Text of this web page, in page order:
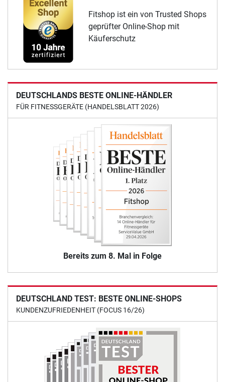
Fitshop ist ein von Trusted Shops
geprüfter Online-Shop mit
Käuferschutz
DEUTSCHLANDS BESTE ONLINE-HÄNDLER
FÜR FITNESSGERÄTE (HANDELSBLATT 2026)
Bereits zum 8. Mal in Folge
DEUTSCHLAND TEST: BESTE ONLINE-SHOPS
KUNDENZUFRIEDENHEIT (FOCUS 16/26)